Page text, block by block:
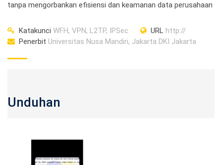
tanpa mengorbankan efisiensi dan keamanan data perusahaan
Katakunci WFH, VPN, L2TP, IPSec URL http://
Penerbit Universitas Nusa Mandiri, Jakarta DKI Jakarta
Unduhan